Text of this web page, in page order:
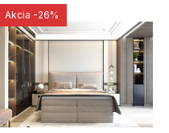
Akcia -26%